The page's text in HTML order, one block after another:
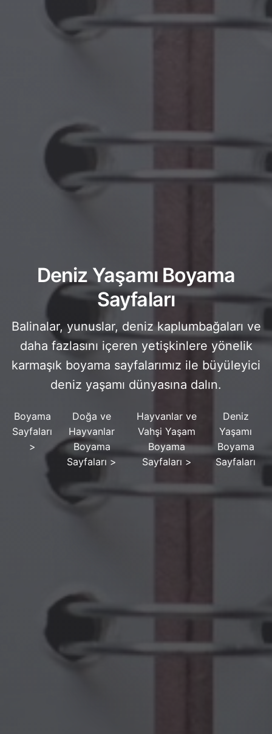
Deniz Yaşamı Boyama
Sayfaları
Balinalar, yunuslar, deniz kaplumbağaları ve
daha fazlasını içeren yetişkinlere yönelik
karmaşık boyama sayfalarımız ile büyüleyici
deniz yaşamı dünyasına dalın.
Boyama
Sayfaları
>
Doğa ve
Hayvanlar
Boyama
Sayfaları >
Hayvanlar ve
Vahşi Yaşam
Boyama
Sayfaları >
Deniz
Yaşamı
Boyama
Sayfaları